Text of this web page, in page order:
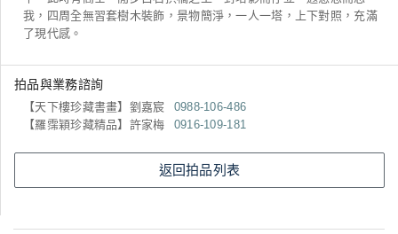
我，四周全無習套樹木裝飾，景物簡淨，一人一塔，上下對照，充滿
了現代感。
拍品與業務諮詢
【天下樓珍藏書畫】劉嘉宸
0988-106-486
【羅霈穎珍藏精品】許家梅
0916-109-181
返回拍品列表